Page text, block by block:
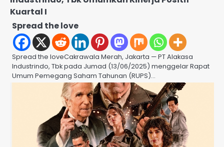
Kuartal I
Spread the love
Spread the loveCakrawala Merah, Jakarta — PT Alakasa
Industrindo, Tbk pada Jumad (13/06/2025) menggelar Rapat
Umum Pemegang Saham Tahunan (RUPS)…